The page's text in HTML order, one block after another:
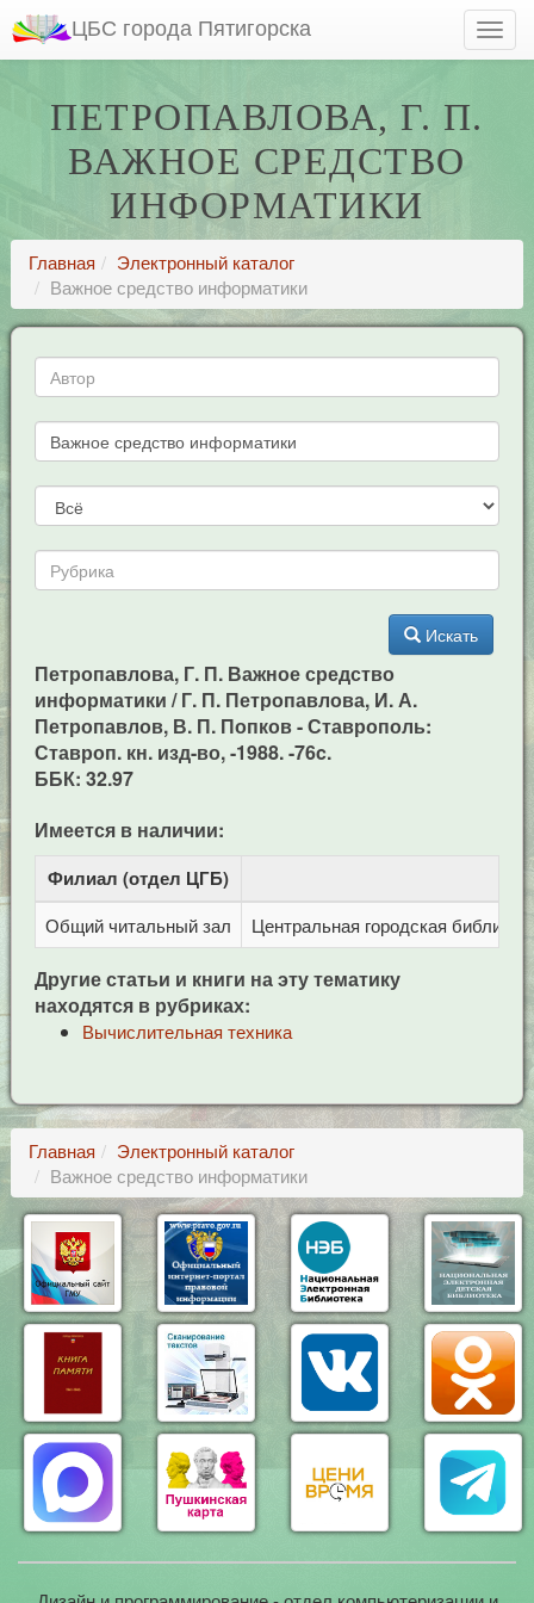
ЦБС города Пятигорска
ПЕТРОПАВЛОВА, Г. П.
ВАЖНОЕ СРЕДСТВО
ИНФОРМАТИКИ
Главная
Электронный каталог
Важное средство информатики
Искать
Петропавлова, Г. П. Важное средство
информатики / Г. П. Петропавлова, И. А.
Петропавлов, В. П. Попков - Ставрополь:
Ставроп. кн. изд-во, -1988. -76c.
ББК: 32.97
Имеется в наличии:
Филиал (отдел ЦГБ)
Общий читальный зал Центральная городская
Другие статьи и книги на эту тематику
находятся в рубриках:
Вычислительная техника
Главная
Электронный каталог
Важное средство информатики